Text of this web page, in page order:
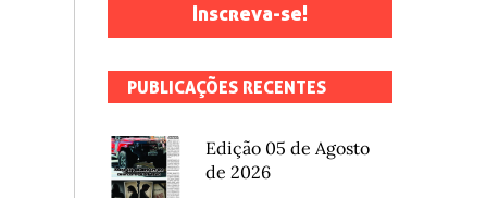
Inscreva-se!
PUBLICAÇÕES RECENTES
Edição 05 de Agosto
de 2026